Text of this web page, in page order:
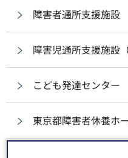
障害者通所支援施設
障害児通所支援施設
こども発達センター
東京都障害者休養ホ